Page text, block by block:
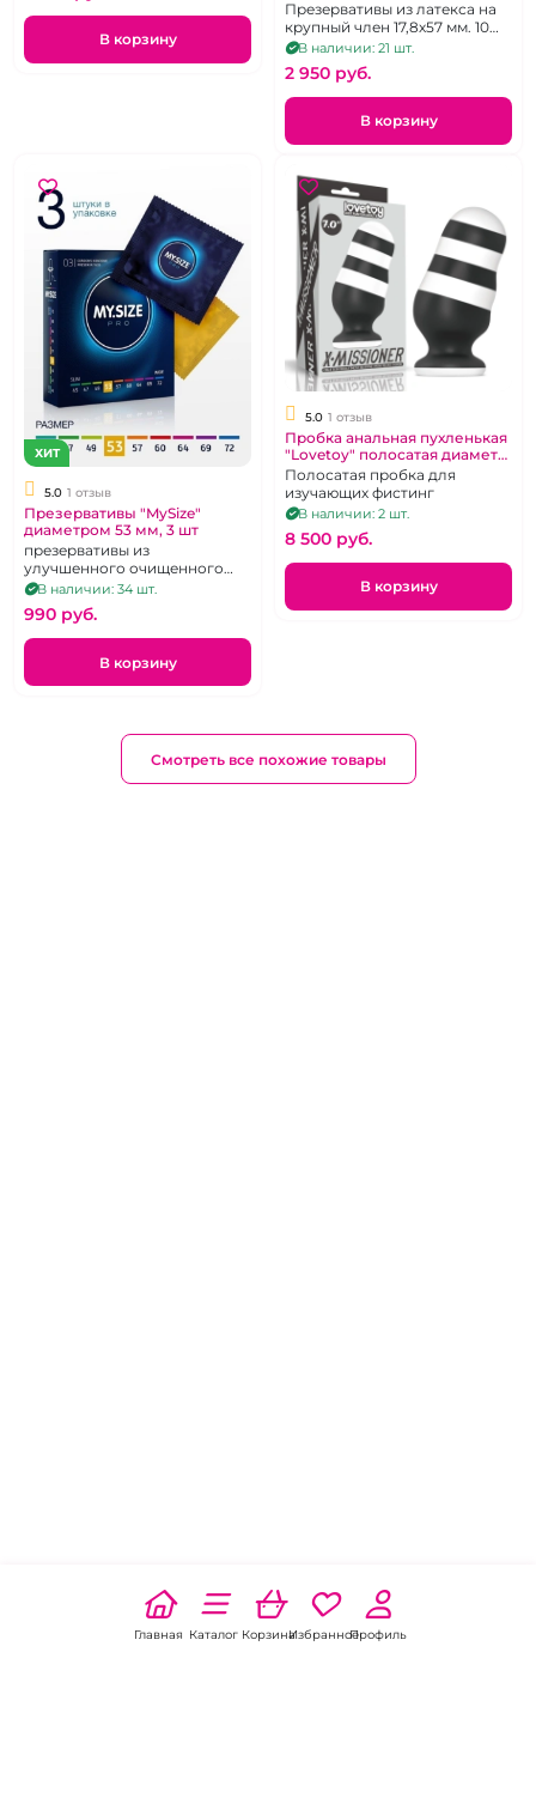
В корзину
Презервативы из латекса на
крупный член 17,8х57 мм. 10
шт.В наличии: 21 шт.
2 950 pуб.
В корзину
ХИТ
5.0 1 отзыв
Презервативы "MySize"
диаметром 53 мм, 3 шт
презервативы из
улучшенного очищенного
латекса 3 шт
В наличии: 34 шт.
990 pуб.
В корзину
5.0 1 отзыв
Пробка анальная пухленькая
"Lovetoy" полосатая диаметр
7 см
Полосатая пробка для
изучающих фистинг
В наличии: 2 шт.
8 500 pуб.
В корзину
Смотреть все похожие товары
Главная Каталог КорзинаИзбранноеПрофиль